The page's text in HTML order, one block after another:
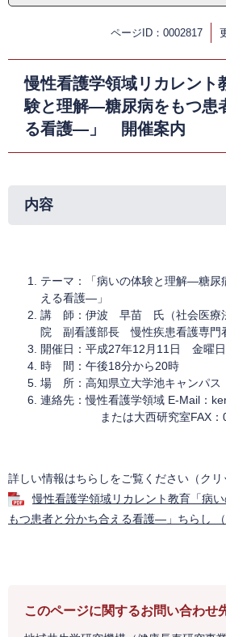
ページID：0002817
慢性看護学領域リカレント
験と理解―糖尿病をもつ患
る看護―」 開催案内
内容
テーマ：「病いの体験と理解―糖尿
える看護―」
講 師：伊波 早苗 氏（社会医療
院 副看護部長 慢性疾患看護専門
開催日：平成27年12月11日 金曜日
時 間：午後18分から20時
場 所：高知県立大学池キャンパ
連絡先：慢性看護学領域 E-Mail：
または大西研究室FAX：
詳しい情報はちらしをご覧ください（クリ
慢性看護学領域リカレント教育「病
もつ患者と分かち合える看護―」ちらし （
このページに関するお問い合わせ